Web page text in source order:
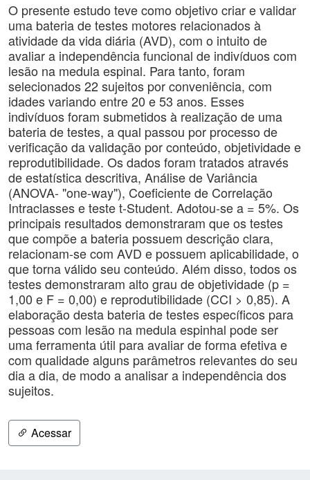
O presente estudo teve como objetivo criar e validar
uma bateria de testes motores relacionados à
atividade da vida diária (AVD), com o intuito de
avaliar a independência funcional de indivíduos com
lesão na medula espinal. Para tanto, foram
selecionados 22 sujeitos por conveniência, com
idades variando entre 20 e 53 anos. Esses
indivíduos foram submetidos à realização de uma
bateria de testes, a qual passou por processo de
verificação da validação por conteúdo, objetividade e
reprodutibilidade. Os dados foram tratados através
de estatística descritiva, Análise de Variância
(ANOVA- "one-way"), Coeficiente de Correlação
Intraclasses e teste t-Student. Adotou-se a = 5%. Os
principais resultados demonstraram que os testes
que compõe a bateria possuem descrição clara,
relacionam-se com AVD e possuem aplicabilidade, o
que torna válido seu conteúdo. Além disso, todos os
testes demonstraram alto grau de objetividade (p =
1,00 e F = 0,00) e reprodutibilidade (CCI > 0,85). A
elaboração desta bateria de testes específicos para
pessoas com lesão na medula espinhal pode ser
uma ferramenta útil para avaliar de forma efetiva e
com qualidade alguns parâmetros relevantes do seu
dia a dia, de modo a analisar a independência dos
sujeitos.
Acessar